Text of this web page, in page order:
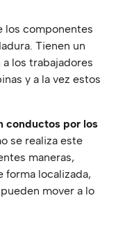
los componentes
Tienen un
los trabajadores
y a la vez estos
conductos por los
se realiza este
maneras,
forma localizada,
mover a lo